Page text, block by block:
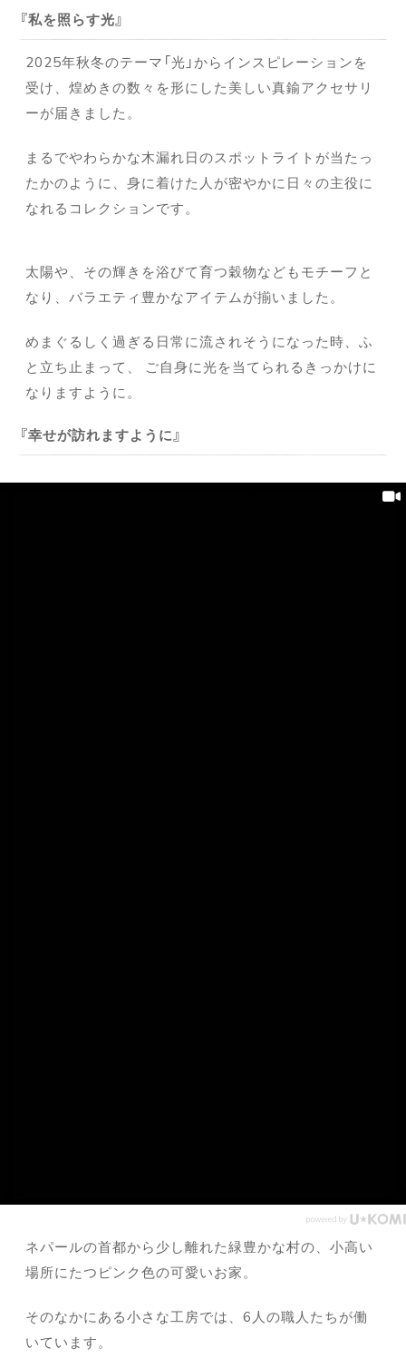
私を照らす光
2025年秋冬のテーマ「光」からインスピレーションを
受け、煌めきの数々を形にした美しい真鍮アクセサリ
ーが届きました。
まるでやわらかな木漏れ日のスポットライトが当たっ
たかのように、身に着けた人が密やかに日々の主役に
なれるコレクションです。
太陽や、その輝きを浴びて育つ穀物などもモチーフと
なり、バラエティ豊かなアイテムが揃いました。
めまぐるしく過ぎる日常に流されそうになった時、ふ
と立ち止まって、 ご自身に光を当てられるきっかけに
なりますように。
幸せが訪れますように
ネパールの首都から少し離れた緑豊かな村の、小高い
場所にたつピンク色の可愛いお家。
そのなかにある小さな工房では、6人の職人たちが働
いています。